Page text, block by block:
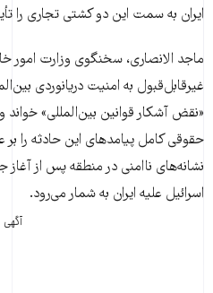
ایران به سمت این دو کشتی تجاری را
ماجد الانصاری، سخنگوی وزارت امور
غیرقابل‌قبول به امنیت دریانوردی
«نقض آشکار قوانین بین‌المللی» خواند
حقوقی کامل پیامدهای این حادثه را
نشانه‌های ناامنی در منطقه پس از
اسرائیل علیه ایران به شمار می‌رود.
آگهی